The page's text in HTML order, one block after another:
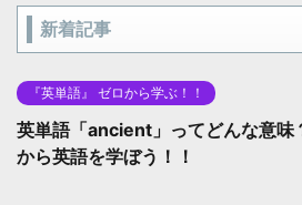
新着記事
『英単語』 ゼロから学ぶ！！
英単語「ancient」ってどんな意味
から英語を学ぼう！！